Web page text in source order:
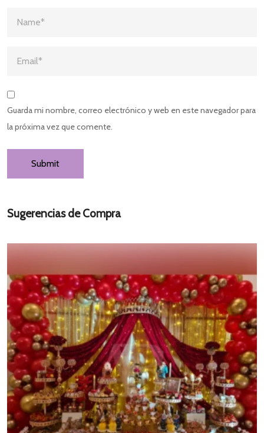
Guarda mi nombre, correo electrónico y web en este navegador para
la próxima vez que comente.
Sugerencias de Compra